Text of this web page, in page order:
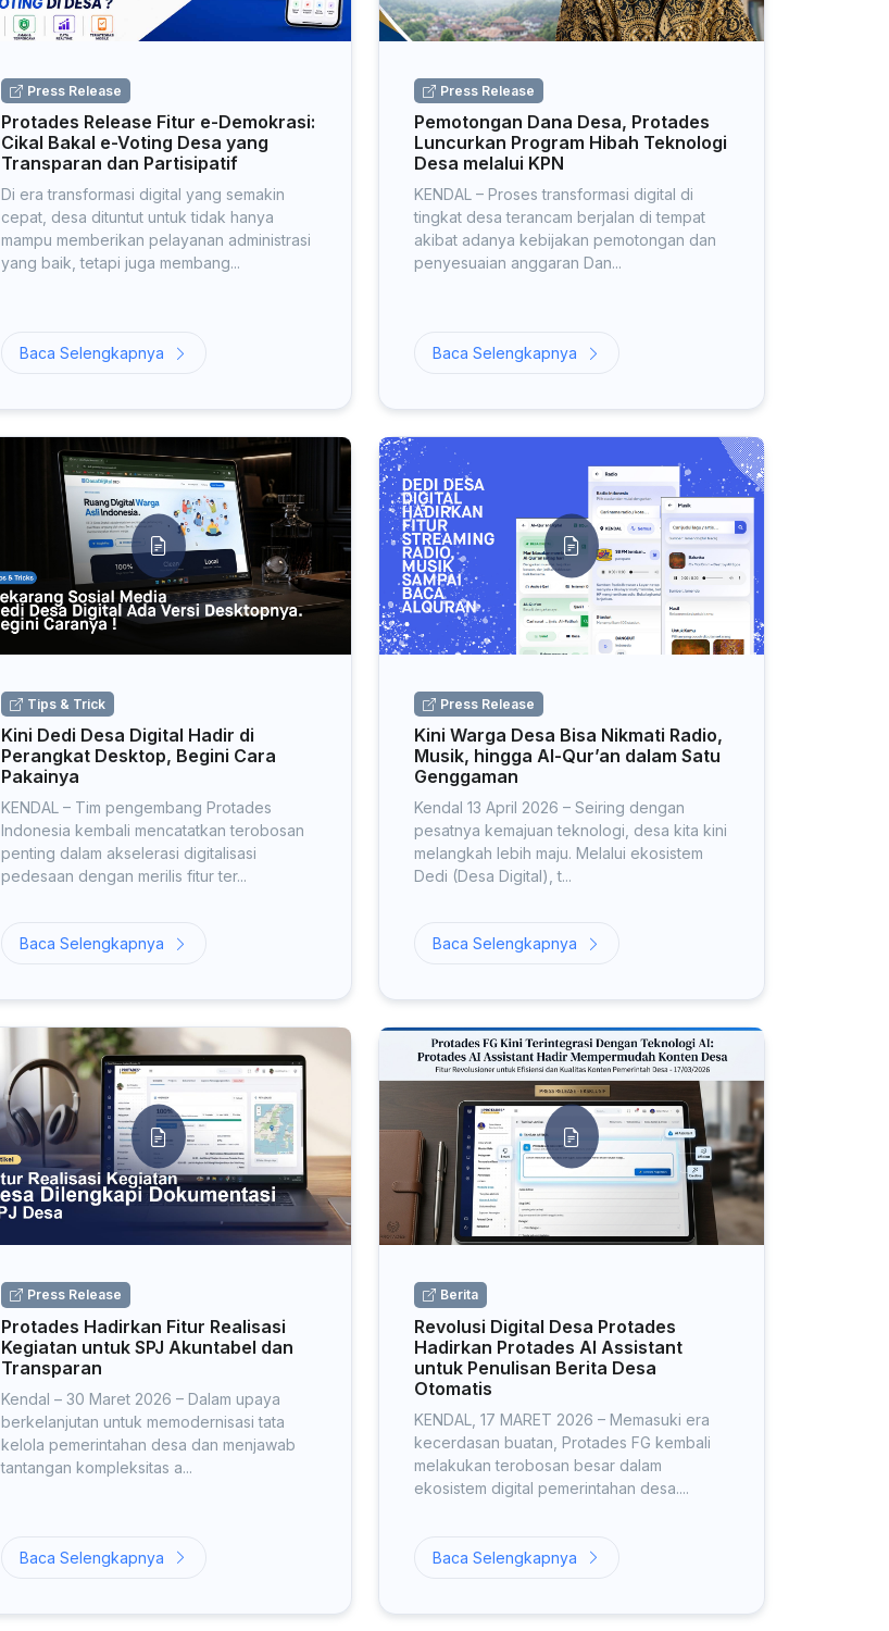
Press Release
Protades Release Fitur e-Demokrasi:
Cikal Bakal e-Voting Desa yang
Transparan dan Partisipatif
Di era transformasi digital yang semakin
cepat, desa dituntut untuk tidak hanya
mampu memberikan pelayanan administrasi
yang baik, tetapi juga membang...
Baca Selengkapnya
Press Release
Pemotongan Dana Desa, Protades
Luncurkan Program Hibah Teknologi
Desa melalui KPN
KENDAL – Proses transformasi digital di
tingkat desa terancam berjalan di tempat
akibat adanya kebijakan pemotongan dan
penyesuaian anggaran Dan...
Baca Selengkapnya
Tips & Trick
Kini Dedi Desa Digital Hadir di
Perangkat Desktop, Begini Cara
Pakainya
KENDAL – Tim pengembang Protades
Indonesia kembali mencatatkan terobosan
penting dalam akselerasi digitalisasi
pedesaan dengan merilis fitur ter...
Baca Selengkapnya
Press Release
Kini Warga Desa Bisa Nikmati Radio,
Musik, hingga Al-Qur’an dalam Satu
Genggaman
Kendal 13 April 2026 – Seiring dengan
pesatnya kemajuan teknologi, desa kita kini
melangkah lebih maju. Melalui ekosistem
Dedi (Desa Digital), t...
Baca Selengkapnya
Press Release
Protades Hadirkan Fitur Realisasi
Kegiatan untuk SPJ Akuntabel dan
Transparan
Kendal – 30 Maret 2026 – Dalam upaya
berkelanjutan untuk memodernisasi tata
kelola pemerintahan desa dan menjawab
tantangan kompleksitas a...
Baca Selengkapnya
Berita
Revolusi Digital Desa Protades
Hadirkan Protades AI Assistant
untuk Penulisan Berita Desa
Otomatis
KENDAL, 17 MARET 2026 – Memasuki era
kecerdasan buatan, Protades FG kembali
melakukan terobosan besar dalam
ekosistem digital pemerintahan desa....
Baca Selengkapnya